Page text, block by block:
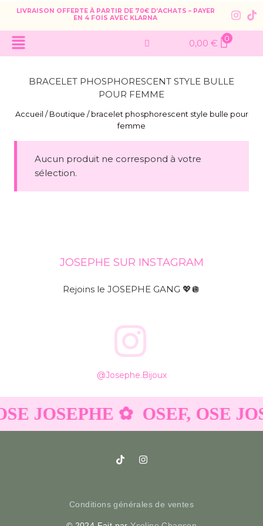
LIVRAISON OFFERTE À PARTIR DE 70€ D’ACHATS – PAYER
EN 4 FOIS AVEC KLARNA
0,00 € 0
BRACELET PHOSPHORESCENT STYLE BULLE
POUR FEMME
Accueil / Boutique / bracelet phosphorescent style bulle pour
femme
Aucun produit ne correspond à votre
sélection.
JOSEPHE SUR INSTAGRAM
Rejoins le JOSEPHE GANG 💖🪩
@josephe.bijoux
JOSEPHE ✿ OSEF, OSE
Conditions générales de ventes